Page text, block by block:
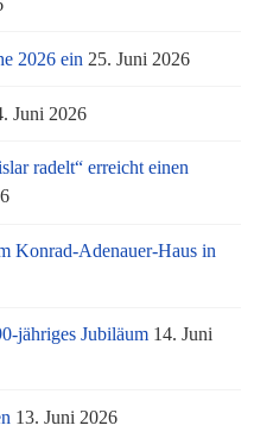
2026 ein 25. Juni 2026
Juni 2026
radelt“ erreicht einen
Konrad-Adenauer-Haus in
jähriges Jubiläum 14. Juni
13. Juni 2026